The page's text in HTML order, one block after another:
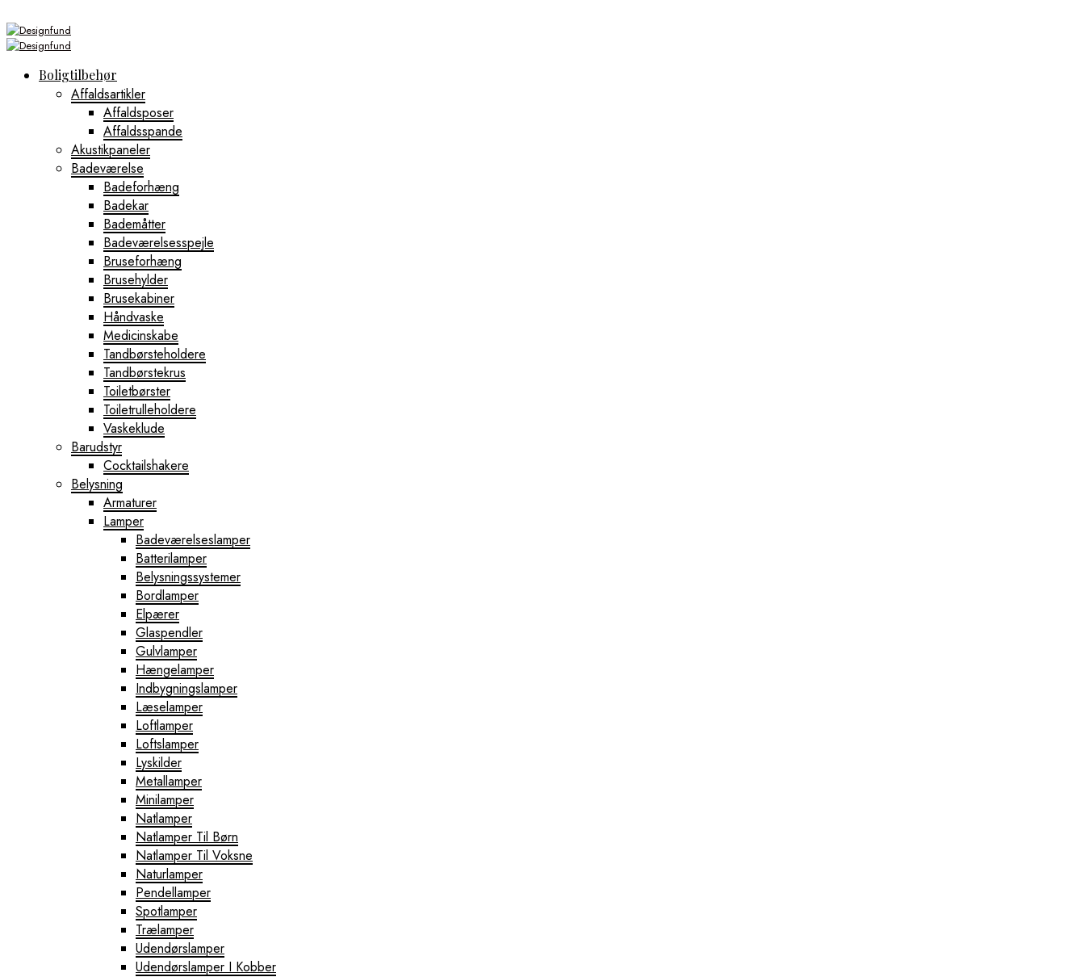
Boligtilbehør
Affaldsartikler
Affaldsposer
Affaldsspande
Akustikpaneler
Badeværelse
Badeforhæng
Badekar
Bademåtter
Badeværelsesspejle
Bruseforhæng
Brusehylder
Brusekabiner
Håndvaske
Medicinskabe
Tandbørsteholdere
Tandbørstekrus
Toiletbørster
Toiletrulleholdere
Vaskeklude
Barudstyr
Cocktailshakere
Belysning
Armaturer
Lamper
Badeværelseslamper
Batterilamper
Belysningssystemer
Bordlamper
Elpærer
Glaspendler
Gulvlamper
Hængelamper
Indbygningslamper
Læselamper
Loftlamper
Loftslamper
Lyskilder
Metallamper
Minilamper
Natlamper
Natlamper Til Børn
Natlamper Til Voksne
Naturlamper
Pendellamper
Spotlamper
Trælamper
Udendørslamper
Udendørslamper I Kobber